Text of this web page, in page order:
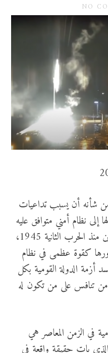
NO
من شأنه أن يسبب تداعيات
إلى نظام أمني متوافق عليه
محل تساؤل رغم ما مضى من سنين منذ الحرب الثانية 1945،
كقوة عظمى في نظام
أزمة الدولة القومية بكل
من تنافس على من تكون له
في الزمن المعاصر هي